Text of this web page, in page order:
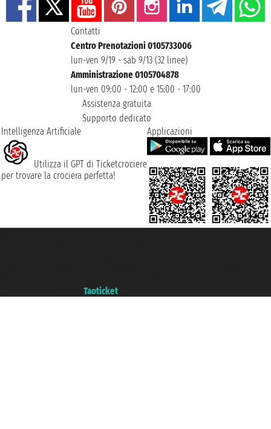
Contatti
Centro Prenotazioni 0105733006
lun-ven 9/19 - sab 9/13 (32 linee)
Amministrazione 0105704878
lun-ven 09:00 - 12:00 e 15:00 - 17:00
Assistenza gratuita
Supporto dedicato
Intelligenza Artificiale
Utilizza il GPT di Ticketcrociere
per trovare la crociera perfetta!
Applicazioni
Taoticket